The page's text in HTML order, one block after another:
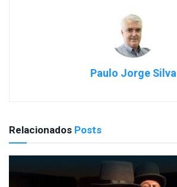
Paulo Jorge Silva
Relacionados Posts